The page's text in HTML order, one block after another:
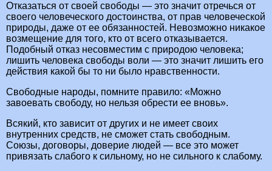
Отказаться от своей свободы — это значит отречься от
своего человеческого достоинства, от прав человеческой
природы, даже от ее обязанностей. Невозможно никакое
возмещение для того, кто от всего отказывается.
Подобный отказ несовместим с природою человека;
лишить человека свободы воли — это значит лишить его
действия какой бы то ни было нравственности.
Свободные народы, помните правило: «Можно
завоевать свободу, но нельзя обрести ее вновь».
Всякий, кто зависит от других и не имеет своих
внутренних средств, не сможет стать свободным.
Союзы, договоры, доверие людей — все это может
привязать слабого к сильному, но не сильного к слабому.